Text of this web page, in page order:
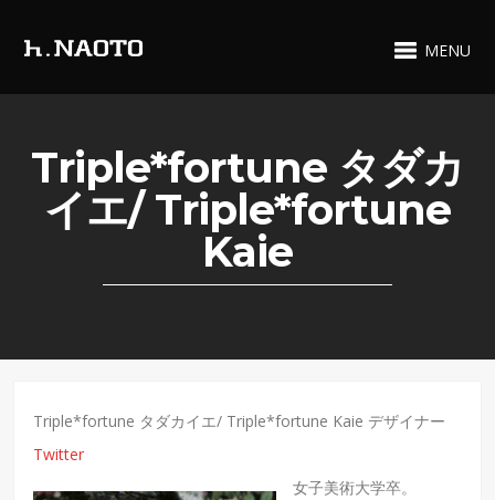
MENU
Triple*fortune タダカ
イエ/ Triple*fortune
Kaie
Triple*fortune タダカイエ/ Triple*fortune Kaie デザイナー
Twitter
女子美術大学卒。